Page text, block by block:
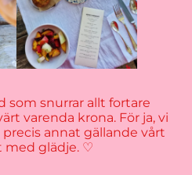
som snurrar allt fortare
varenda krona. För ja, vi
annat gällande vårt
med glädje. ♡